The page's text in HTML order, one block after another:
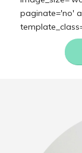
paginate='no'